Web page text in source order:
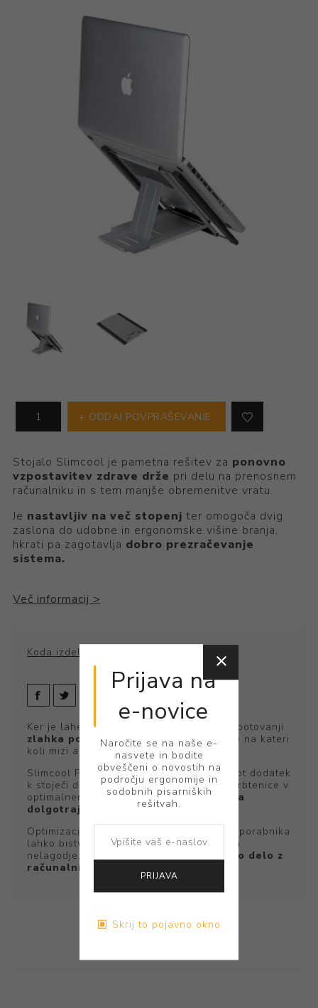
ODDAJ POVPRAŠEVANJE
Stojalo Slimcool je pametna rešitev za ponovno
vzpostavitev zdrave drže pri delu na prenosnem
računalniku in s tem manjše obremenitve vratu.
Je nastavljiv na več stopenj ter omogoča dvig
zaslona do udobne in ergonomske višine branja,
hkrati pa zagotavlja dobro prezračevanje
sistema.
Koda izdelka:
Ker je lahek in trden, ga med službenimi potovanji
zlahka pospravite v torbo in namestite na kateri
koli mizi ali delovni površini.
Slimcool PC naslon se lahko uporablja kot dodatek
k stoječi delovni postaji za vzdrževanje hrbtenice v
optimalnem položaju, hkrati pa seizogiba
dolgotrajnemu sedenju.
Optimizacija položaja zaslona glede na uporabnika
lahko bistveno zmanjša utrujenost vida in
nelagodje, ki je
značilno za dolgotrajno delo z
računalnikom, zlasti prenosnim.
Prijava na
e-novice
Naročite se na naše e-
nasvete in bodite
obveščeni o novostih na
področju ergonomije in
sodobnih pisarniških
rešitvah.
PRIJAVA
Skrij to pojavno okno